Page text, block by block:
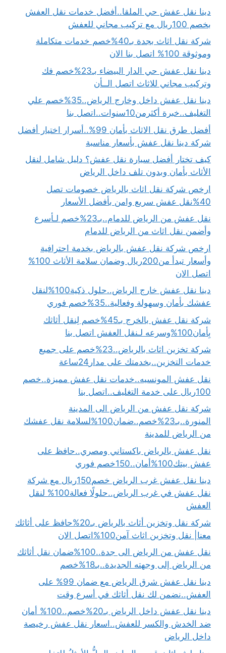
دينا نقل عفش حي الملقا..أفضل خدمات نقل العفش
بخصم 100ريال مع تركيب مجاني للعفش
شركة نقل اثاث بجدة بـ40%خصم خدمات متكاملة
وموثوقة 100% اتصل بنا الان
دينا نقل عفش حي الدار البيضاء بـ23%خصم فك
وتركيب مجاني للاثاث اتصل الــأن
دينا نقل عفش داخل وخارج الرياض..35%خصم علي
التغليف..خبرة أكثرمن10سنوات..اتصل بنا
أفضل طرق نقل الاثاث بأمان 99%..أسرار اختيار أفضل
شركة دينا نقل عفش بأسعار مناسبة
كيف تختار أفضل سيارة نقل عفش؟ دليل شامل لنقل
الأثاث بأمان وبدون تلف داخل الرياض
ارخص شركة نقل اثاث بالرياض خصومات تصل
40%نقل عفش سريع وامن بأفضل الأسعار
نقل عفش من الرياض للدمام..بـ23%خصم لـأسرع
وأضمن نقل اثاث من الرياض للدمام
ارخص شركة نقل عفش بالرياض بخدمة احترافية
وأسعار تبدأ من200ريال وضمان سلامة الأثاث 100%
اتصل الان
دينا نقل عفش خارج الرياض..حلول ذكية100%لنقل
عفشك بأمان وسهولة وفعالية..35%خصم فوري
شركة نقل عفش بالخرج بـ45%خصم لِنقل أثاثك
بِأمان100%وسرعه لـنقل العفش اتصل بنا
شركة تخزين اثاث بالرياض..23%خصم على جميع
خدمات التخزين..بخدمتك على مدار24ساعة
نقل عفش المونسيه..خدمات نقل عفش مميزة..خصم
100ريال على خدمة التغليف..اتصل بنا
شركة نقل عفش من الرياض الى المدينة
المنورة..بـ23%خصم..ضمان100%لسلامة نقل عفشك
من الرياض للمدينة
نقل عفش بالرياض باكستاني ومصري..حافظ على
عفش بيتك100%أمان..150خصم فوري
دينا نقل عفش غرب الرياض خصم150ريال مع شركة
نقل عفش في غرب الرياض..حلولًا فعالة100% لنقل
العفش
شركة نقل وتخزين أثاث بالرياض بـ20%حافظ على أثاثك
معنا| نقل وتخزين اثاث آمن100%اتصل الان
نقل عفش من الرياض الى جدة..100%ضمان نقل أثاثك
من الرياض إلى وجهته الجديدة..بـ18%خصم
دينا نقل عفش شرق الرياض مع ضمان 99% على
العفش..نضمن لك نقل أثاثك في أسرع وقت
دينا نقل عفش داخل الرياض بـ20%خصم..100% أمان
ضد الخدش والكسر للعفش..اسعار نقل عفش رخيصة
داخل الرياض